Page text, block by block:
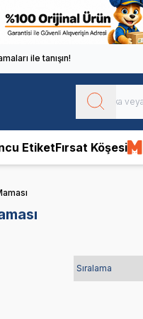
ile tanışın!
EtiketFırsat Köşesi